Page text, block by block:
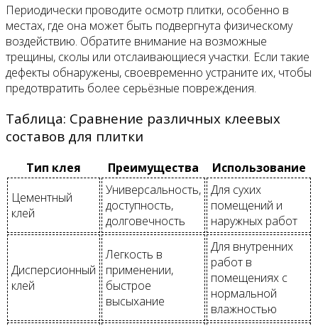
Периодически проводите осмотр плитки, особенно в
местах, где она может быть подвергнута физическому
воздействию. Обратите внимание на возможные
трещины, сколы или отслаивающиеся участки. Если такие
дефекты обнаружены, своевременно устраните их, чтобы
предотвратить более серьёзные повреждения.
Таблица: Сравнение различных клеевых
составов для плитки
Тип клея Преимущества
Использование
Цементный
клей
Универсальность,
доступность,
долговечность
Для сухих
помещений и
наружных работ
Дисперсионный
клей
Легкость в
применении,
быстрое
высыхание
Для внутренних
работ в
помещениях с
нормальной
влажностью